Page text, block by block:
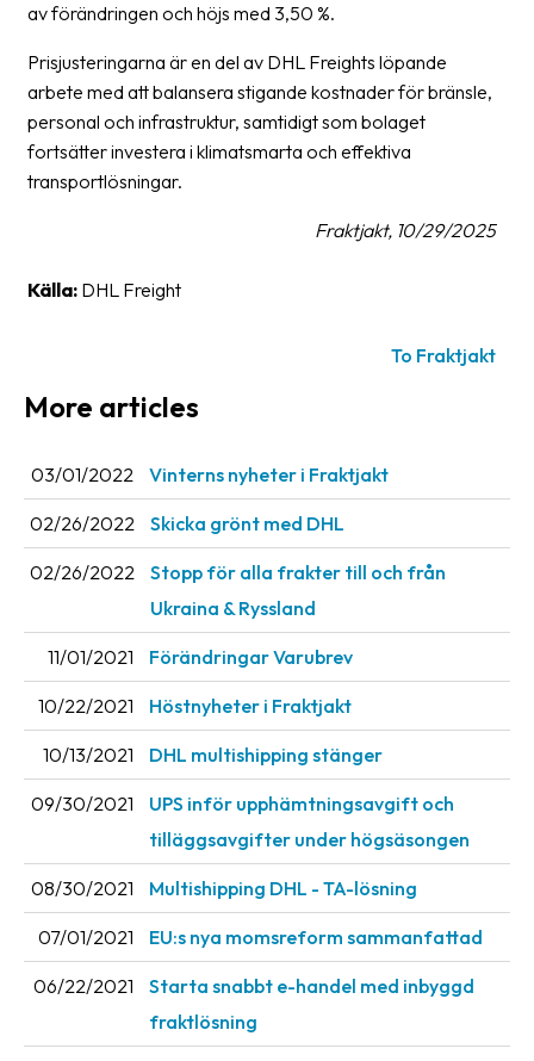
Downloads
Barcode
scanner
Support
Job
&
career
Contact
us
Terms
Terms
conditions
Privacy
Prohibited
and
dangerous
content
av förändringen och höjs med 3,50 %.
Prisjusteringarna är en del av DHL Freights löpande
arbete med att balansera stigande kostnader för bränsle,
personal och infrastruktur, samtidigt som bolaget
fortsätter investera i klimatsmarta och effektiva
transportlösningar.
Fraktjakt, 10/29/2025
Källa: DHL Freight
To Fraktjakt
More articles
03/01/2022 Vinterns nyheter i Fraktjakt
02/26/2022 Skicka grönt med DHL
02/26/2022
Stopp för alla frakter till och från
Ukraina & Ryssland
11/01/2021 Förändringar Varubrev
10/22/2021 Höstnyheter i Fraktjakt
10/13/2021 DHL multishipping stänger
09/30/2021
UPS inför upphämtningsavgift och
tilläggsavgifter under högsäsongen
08/30/2021 Multishipping DHL - TA-lösning
07/01/2021 EU:s nya momsreform sammanfattad
06/22/2021
Starta snabbt e-handel med inbyggd
fraktlösning